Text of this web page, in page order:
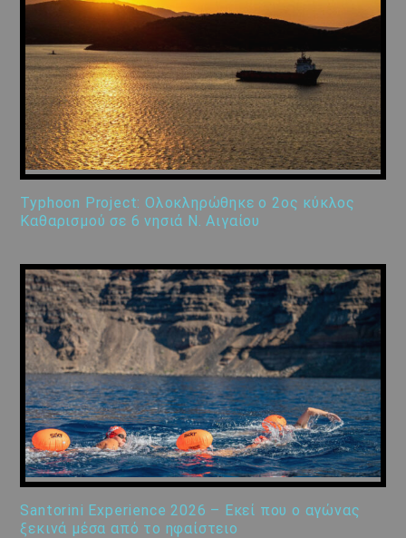
Typhoon Project: Ολοκληρώθηκε ο 2ος κύκλος
Καθαρισμού σε 6 νησιά Ν. Αιγαίου
Santorini Experience 2026 – Εκεί που ο αγώνας
ξεκινά μέσα από το ηφαίστειο